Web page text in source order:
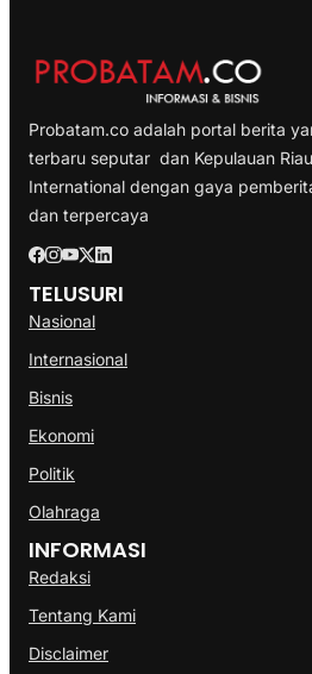
Probatam.co adalah portal berita
terbaru seputar dan Kepulauan
International dengan gaya
dan terpercaya
TELUSURI
Nasional
Internasional
Bisnis
Ekonomi
Politik
Olahraga
INFORMASI
Redaksi
Tentang Kami
Disclaimer